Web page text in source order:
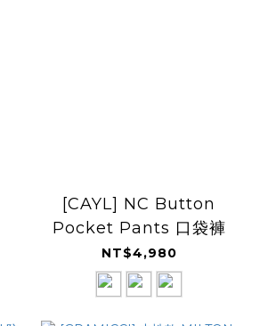
[CAYL] NC Button
Pocket Pants 口袋褲
NT$4,980